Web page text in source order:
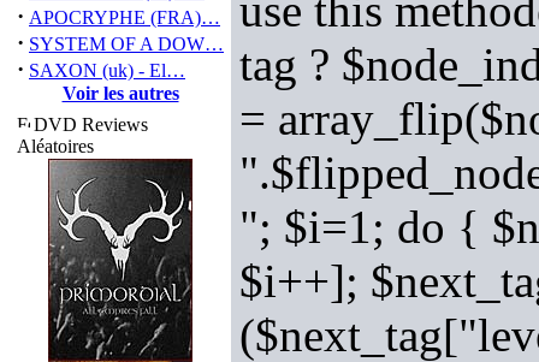
· APOCRYPHE (FRA)…
· SYSTEM OF A DOW…
· SAXON (uk) - El…
Voir les autres
DVD Reviews
Aléatoires
tag ?
=
"; $i=1; do {
$i++];